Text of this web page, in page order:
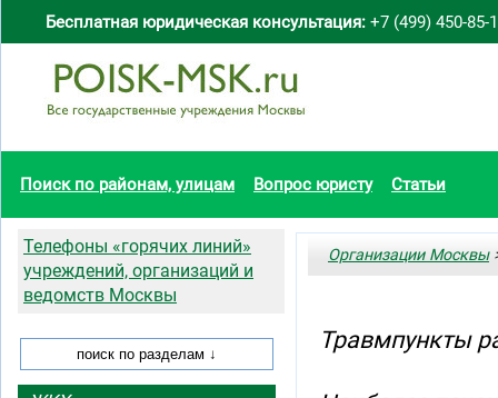
Бесплатная юридическая консультация: +7 (499) 450-85-
Поиск по районам, улицам Вопрос юристу Статьи
Организации Москвы
Травмпункты
Телефоны «горячих линий»
учреждений, организаций и
ведомств Москвы